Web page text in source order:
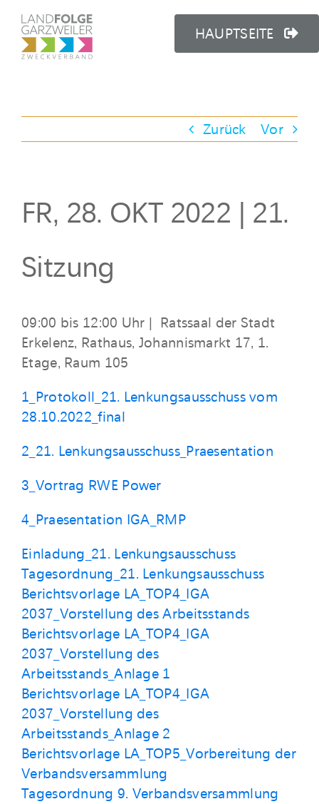
Inhalt
springen
HAUPTSEITE
Zurück Vor
FR, 28. OKT 2022 | 21.
Sitzung
09:00 bis 12:00 Uhr | Ratssaal der Stadt
Erkelenz, Rathaus, Johannismarkt 17, 1.
Etage, Raum 105
1_Protokoll_21. Lenkungsausschuss vom
28.10.2022_final
2_21. Lenkungsausschuss_Praesentation
3_Vortrag RWE Power
4_Praesentation IGA_RMP
Einladung_21. Lenkungsausschuss
Tagesordnung_21. Lenkungsausschuss
Berichtsvorlage LA_TOP4_IGA
2037_Vorstellung des Arbeitsstands
Berichtsvorlage LA_TOP4_IGA
2037_Vorstellung des
Arbeitsstands_Anlage 1
Berichtsvorlage LA_TOP4_IGA
2037_Vorstellung des
Arbeitsstands_Anlage 2
Berichtsvorlage LA_TOP5_Vorbereitung der
Verbandsversammlung
Tagesordnung 9. Verbandsversammlung